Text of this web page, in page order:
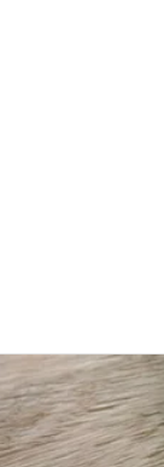
"до
чи варто